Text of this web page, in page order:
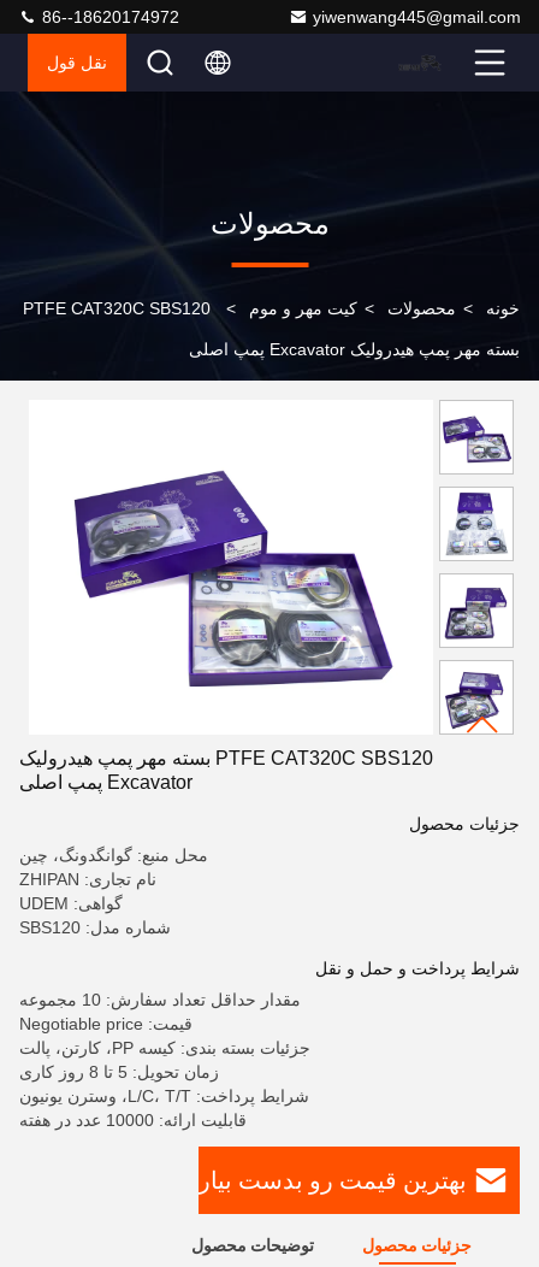
yiwenwang445@gmail.com
86--18620174972
نقل قول
محصولات
خونه > محصولات > کیت مهر و موم >
PTFE CAT320C SBS120
بسته مهر پمپ هیدرولیک Excavator پمپ اصلی
PTFE CAT320C SBS120 بسته مهر پمپ هیدرولیک
Excavator پمپ اصلی
جزئیات محصول
محل منبع: گوانگدونگ، چین
نام تجاری: ZHIPAN
گواهی: UDEM
شماره مدل: SBS120
شرایط پرداخت و حمل و نقل
مقدار حداقل تعداد سفارش: 10 مجموعه
قیمت: Negotiable price
جزئیات بسته بندی: کیسه PP، کارتن، پالت
زمان تحویل: 5 تا 8 روز کاری
شرایط پرداخت: L/C، T/T، وسترن یونیون
قابلیت ارائه: 10000 عدد در هفته
بهترین قیمت رو بدست بیار
جزئیات محصول توضیحات محصول